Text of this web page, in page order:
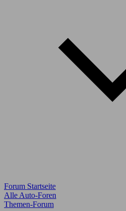
Forum Startseite
Alle Auto-Foren
Themen-Forum